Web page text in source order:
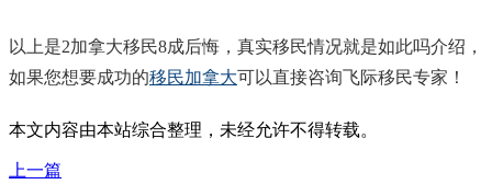
以上是2加拿大移民8成后悔，真实移民情况就是如此吗介绍，
如果您想要成功的移民加拿大可以直接咨询飞际移民专家！
本文内容由本站综合整理，未经允许不得转载。
上一篇